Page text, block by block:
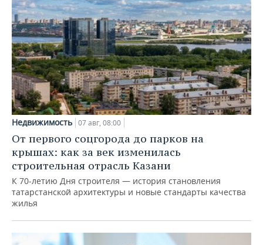
Недвижимость 07 авг, 08:00
От первого соцгорода до парков на
крышах: как за век изменилась
строительная отрасль Казани
К 70-летию Дня строителя — история становления
татарстанской архитектуры и новые стандарты качества
жилья